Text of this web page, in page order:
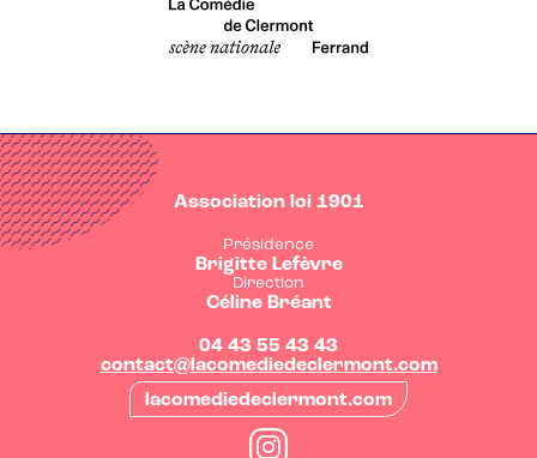
Association loi 1901
Présidence
Brigitte Lefèvre
Direction
Céline Bréant
04 43 55 43 43
contact@lacomediedeclermont.com
lacomediedeclermont.com